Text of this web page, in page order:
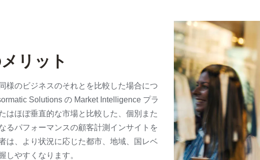
リット
様のビジネスのそれとを比較した場合につ
Solutions の Market Intelligence プラ
はほぼ垂直的な市場と比較した、個別また
るパフォーマンスの顧客計測インサイトを
は、より状況に応じた都市、地域、国レベ
しやすくなります。